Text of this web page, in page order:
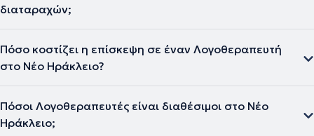
διαταραχών;
Πόσο κοστίζει η επίσκεψη σε έναν Λογοθεραπευτή
στο Νέο Ηράκλειο?
Πόσοι Λογοθεραπευτές είναι διαθέσιμοι στο Νέο
Ηράκλειο;